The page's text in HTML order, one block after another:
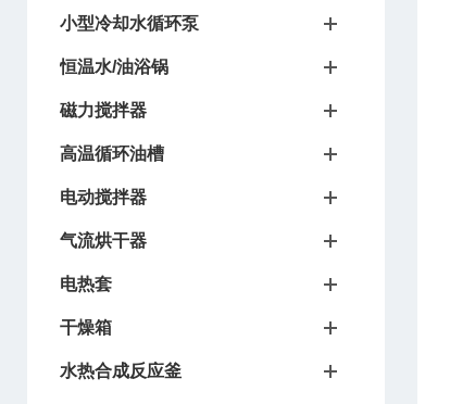
小型冷却水循环泵
恒温水/油浴锅
磁力搅拌器
高温循环油槽
电动搅拌器
气流烘干器
电热套
干燥箱
水热合成反应釜